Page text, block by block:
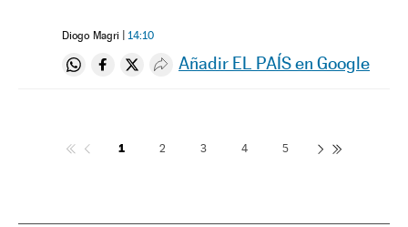
Diogo Magri 14:10
Compartir en Whatsapp
Compartir en Facebook
Compartir en Twitter
Desplegar Redes Sociales
Añadir EL PAÍS en Google
1 2 3 4 5